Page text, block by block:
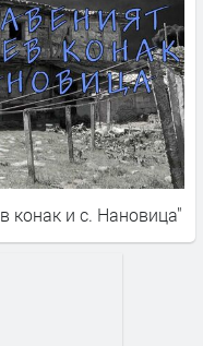
конак и с. Нановица"